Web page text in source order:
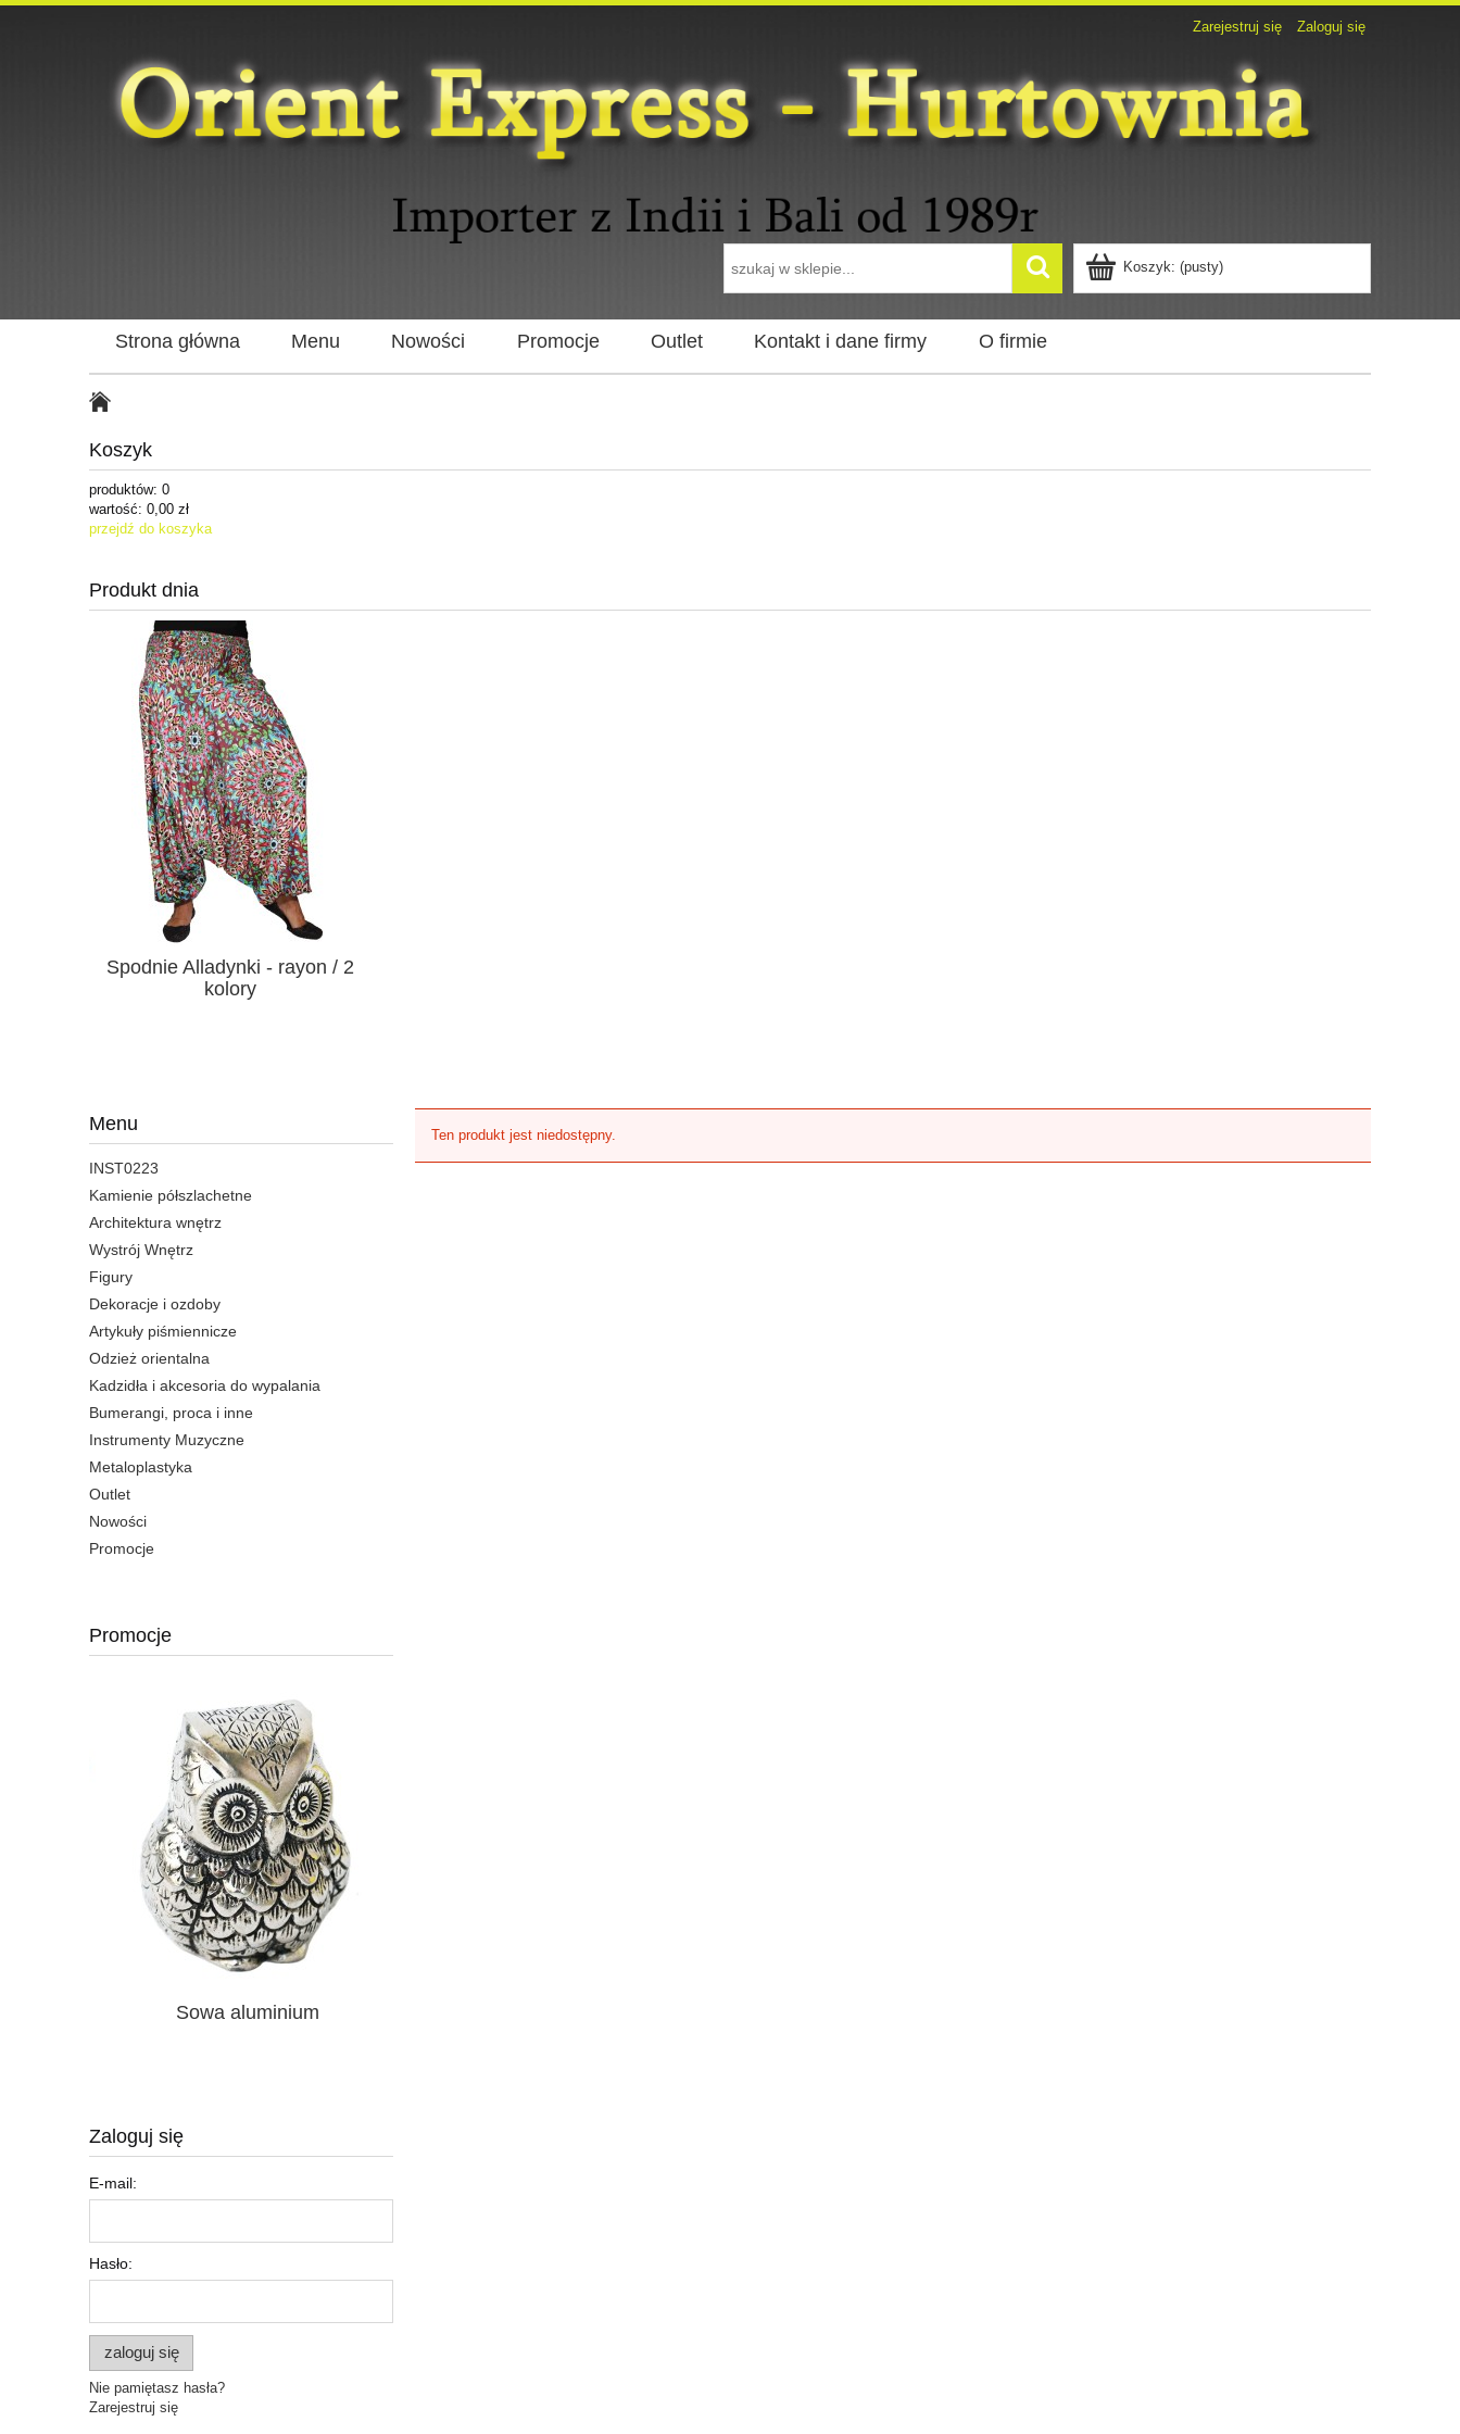
Zarejestruj się Zaloguj się
Koszyk: (pusty)
Strona główna Menu Nowości Promocje Outlet Kontakt i dane firmy O firmie
Koszyk
produktów: 0
wartość: 0,00 zł
przejdź do koszyka
Produkt dnia
Spodnie Alladynki - rayon / 2
kolory
Menu
INST0223
Kamienie półszlachetne
Architektura wnętrz
Wystrój Wnętrz
Figury
Dekoracje i ozdoby
Artykuły piśmiennicze
Odzież orientalna
Kadzidła i akcesoria do wypalania
Bumerangi, proca i inne
Instrumenty Muzyczne
Metaloplastyka
Outlet
Nowości
Promocje
Promocje
Sowa aluminium
Zaloguj się
E-mail:
Hasło:
zaloguj się
Nie pamiętasz hasła?
Zarejestruj się
Ten produkt jest niedostępny.